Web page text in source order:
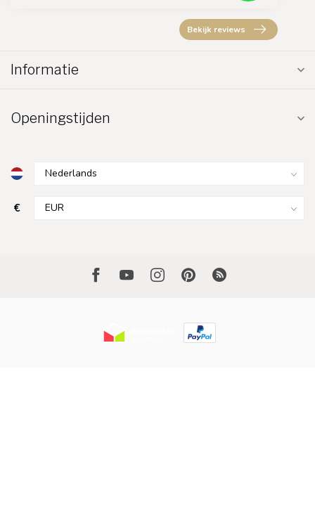
Bekijk reviews
Informatie
Openingstijden
€